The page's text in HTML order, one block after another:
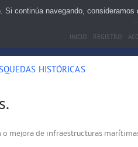
INICIO REGISTRO
HISTÓRICAS
mejora de infraestructuras
continúa navegando, consideramos